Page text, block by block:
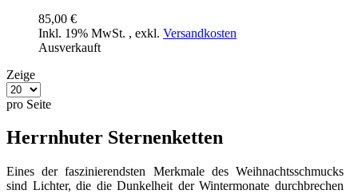
85,00 €
Inkl. 19% MwSt. , exkl. Versandkosten
Ausverkauft
Zeige
pro Seite
Herrnhuter Sternenketten
Eines der faszinierendsten Merkmale des Weihnachtsschmucks
sind Lichter, die die Dunkelheit der Wintermonate durchbrechen